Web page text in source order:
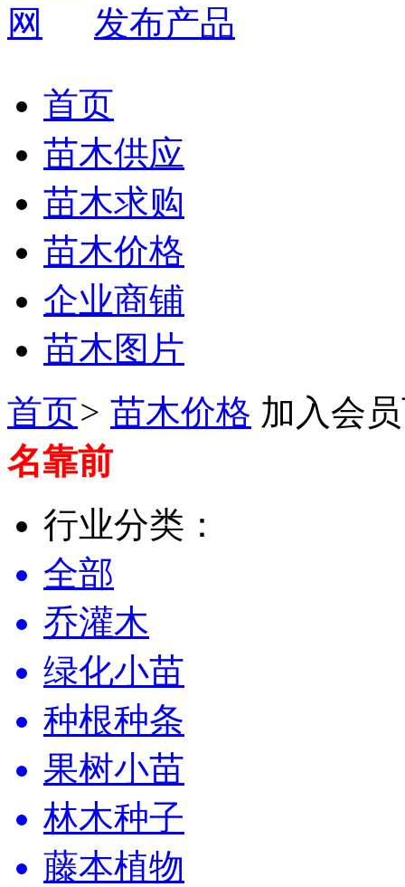
发布产品
首页
苗木供应
苗木求购
苗木价格
企业商铺
苗木图片
首页> 苗木价格 加入会
名靠前
行业分类：
全部
乔灌木
绿化小苗
种根种条
果树小苗
林木种子
藤本植物